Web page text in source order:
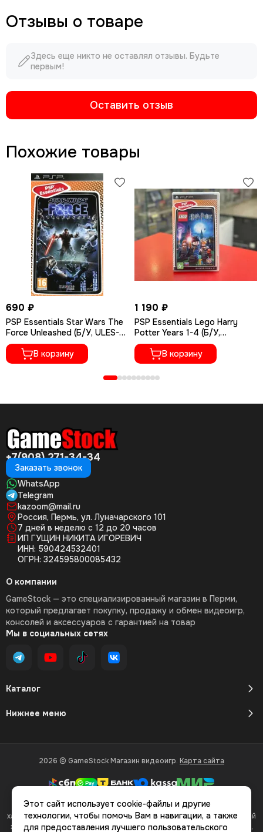
Отзывы о товаре
Здесь еще никто не оставлял отзывы. Будьте
первым!
Оставить отзыв
Похожие товары
690 ₽
PSP Essentials Star Wars The
Force Unleashed (Б/У, ULES-
00981)
В корзину
1 190 ₽
PSP Essentials Lego Harry
Potter Years 1-4 (Б/У,
Английская версия, ULES-
01351) В корзину
+7(908) 271-34-34
Заказать звонок
WhatsApp
Telegram
kazoom@mail.ru
Россия, Пермь, ул. Луначарского 101
7 дней в неделю с 12 до 20 часов
ИП ГУЩИН НИКИТА ИГОРЕВИЧ
ИНН: 590424532401
ОГРН: 324595800085432
Каталог
Нижнее меню
О компании
GameStock — это специализированный магазин в Перми,
который предлагает покупку, продажу и обмен видеоигр,
консолей и аксессуаров с гарантией на товар
Мы в социальных сетях
2026 © GameStock Магазин видеоигр. Карта сайта
Вся представленная на сайте информация, касающаяся
характеристик, стоимости товаров и услуг, носит информационный
характер и ни при каких условиях не является публичной офертой,
Этот сайт использует cookie-файлы и другие
технологии, чтобы помочь Вам в навигации, а также
для предоставления лучшего пользовательского